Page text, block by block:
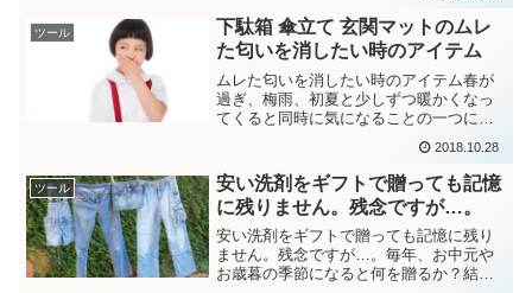
に？いろいろなタイプのパソコンをお持
ちだと思いますが...
ツール
下駄箱 傘立て 玄関マットのムレ
た匂いを消したい時のアイテム
ムレた匂いを消したい時のアイテム春が
過ぎ、梅雨、初夏と少しずつ暖かくなっ
てくると同時に気になることの一つに
して自宅に帰ってきて玄関を開けるとど
こからともなく「プーン」と匂いが…。
こんな経験をされた方も多い...
2018.10.28
ツール
安い洗剤をギフトで贈っても記憶
に残りません。残念ですが…。
安い洗剤をギフトで贈っても記憶に残り
ません。残念ですが…。毎年、お中元や
お歳暮の季節になると何を贈るか？結